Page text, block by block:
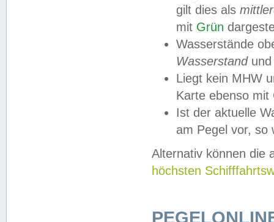
gilt dies als
mit Grün
Wasserstände
Wasserstandund
Liegt kein MHW
Karte ebenso mit
Ist der aktuelle
am Pegel vor,
Alternativ können die
höchsten